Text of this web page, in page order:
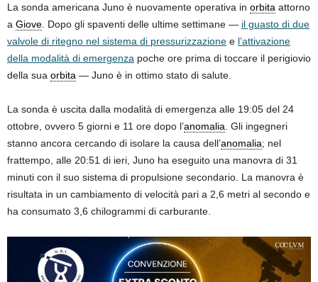
La sonda americana Juno è nuovamente operativa in orbita attorno
a Giove . Dopo gli spaventi delle ultime settimane — il guasto di due
valvole di ritegno nel sistema di pressurizzazione e l’attivazione
della modalità di emergenza poche ore prima di toccare il perigiovio
della sua orbita — Juno è in ottimo stato di salute.
La sonda è uscita dalla modalità di emergenza alle 19:05 del 24
ottobre, ovvero 5 giorni e 11 ore dopo l’anomalia . Gli ingegneri
stanno ancora cercando di isolare la causa dell’anomalia; nel
frattempo, alle 20:51 di ieri, Juno ha eseguito una manovra di 31
minuti con il suo sistema di propulsione secondario. La manovra è
risultata in un cambiamento di velocità pari a 2,6 metri al secondo e
ha consumato 3,6 chilogrammi di carburante.